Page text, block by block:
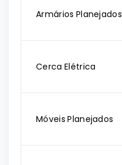
Armários Planejados
Cerca Elétrica
Móveis Planejados